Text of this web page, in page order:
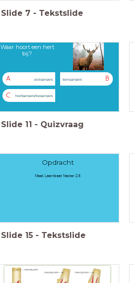
Slide 7 - Tekstslide
Waar hoort een hert
bij?
A zoolgangers B
teengangers
C hoefgangers/topgangers
Slide 11 - Quizvraag
Opdracht
Maak Learnbeat Nectar 2.6
Slide 15 - Tekstslide